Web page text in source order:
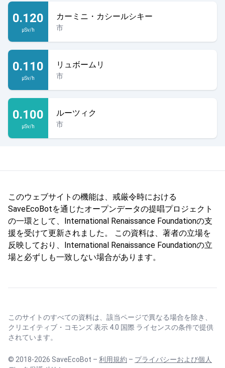
0.120
µSv/h
カーミニ・カシールシキー
市
0.110
µSv/h
リュボームリ
市
0.100
µSv/h
ルーツィク
市
このウェブサイトの機能は、戒厳令時における
SaveEcoBotを通じたオープンデータの提唱プロジェクト
の一環として、International Renaissance Foundationの支
援を受けて更新されました。 この資料は、著者の立場を
反映しており、International Renaissance Foundationの立
場と必ずしも一致しない場合があります。
このサイトのすべての資料は、該当ページで異なる場合を除き、
クリエイティブ・コモンズ 表示 4.0 国際 ライセンスの条件で提供
されています。
© 2018-2026 SaveEcoBot – 利用規約 – プライバシーおよび個人